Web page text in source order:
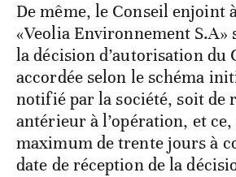
De même, le Conseil enjoint
«Veolia Environnement S.A»
la décision d’autorisation du
accordée selon le schéma
notifié par la société, soit de
antérieur à l’opération, et
maximum de trente jours à
date de réception de la